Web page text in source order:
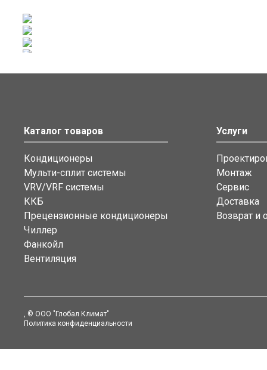
Каталог товаров
Кондиционеры
Мульти-сплит системы
VRV/VRF системы
ККБ
Прецензионные кондиционеры
Чиллер
Фанкойл
Вентиляция
Услуги
Монтаж
Сервис
Доставка
Возврат и
, © ООО "Глобал Климат"
Политика конфиденциальности